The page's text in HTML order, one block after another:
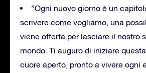
”Ogni nuovo giorno è un
scrivere come vogliamo, una
viene offerta per lasciare il nostro
mondo. Ti auguro di iniziare
cuore aperto, pronto a vivere ogni